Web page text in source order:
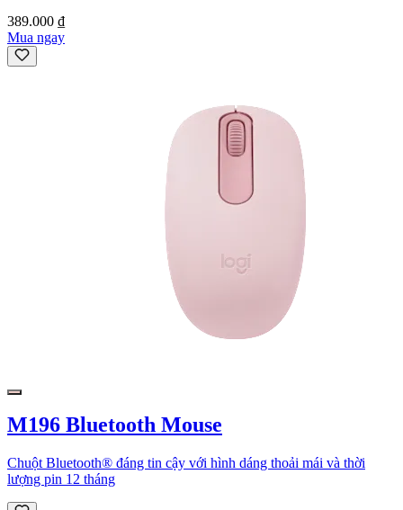
389.000 ₫
Mua ngay
M196 Bluetooth Mouse
Chuột Bluetooth® đáng tin cậy với hình dáng thoải mái và thời
lượng pin 12 tháng